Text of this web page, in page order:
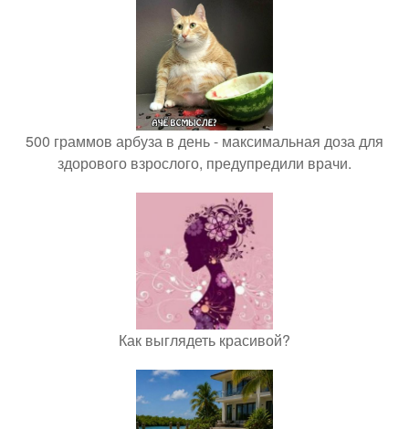
500 граммов арбуза в день - максимальная доза для
здорового взрослого, предупредили врачи.
Как выглядеть красивой?